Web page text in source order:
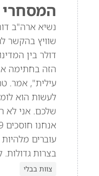
נשיא ארה"ב
דולר בין
הזה בחתימה
עילית", אמר.
לעשות הוא
שלכם. אני לא
עוברים
בצרות
צוות בבלי